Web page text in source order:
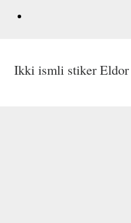
Ikki ismli stiker
Ikki ismli stiker
Xursanoy ism stikeri
Ikki ismli stiker Eldor